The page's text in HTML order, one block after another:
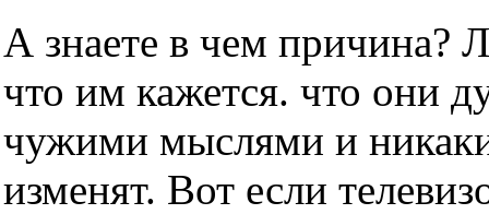
А знаете в чем причина?
что им кажется. что они
чужими мыслями и
изменят. Вот если